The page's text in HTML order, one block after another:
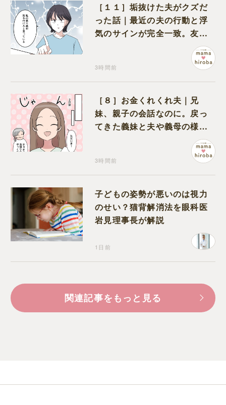
［１１］垢抜けた夫がクズだ
った話｜最近の夫の行動と浮
気のサインが完全一致。友人
3時間前
［８］お金くれくれ夫｜兄
妹、親子の会話なのに。戻っ
てきた義妹と夫や義母の様子
3時間前
子どもの姿勢が悪いのは視力
のせい？猫背解消法を眼科医
岩見理事長が解説
1日前
関連記事をもっと見る